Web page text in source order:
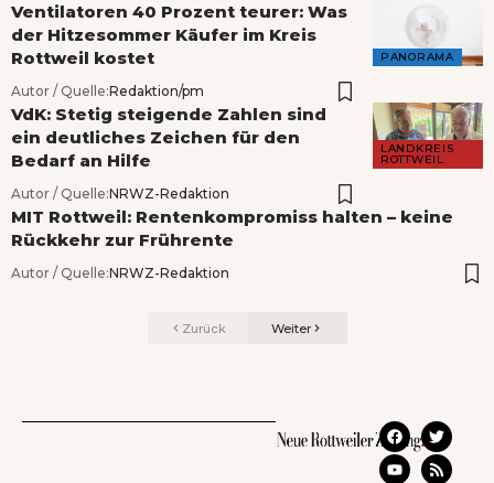
PANORAMA
Ventilatoren 40 Prozent teurer: Was
der Hitzesommer Käufer im Kreis
Rottweil kostet
Autor / Quelle:Redaktion/pm
LANDKREIS
ROTTWEIL
VdK: Stetig steigende Zahlen sind
ein deutliches Zeichen für den
Bedarf an Hilfe
Autor / Quelle:NRWZ-Redaktion
MIT Rottweil: Rentenkompromiss halten – keine
Rückkehr zur Frührente
Autor / Quelle:NRWZ-Redaktion
Zurück Weiter